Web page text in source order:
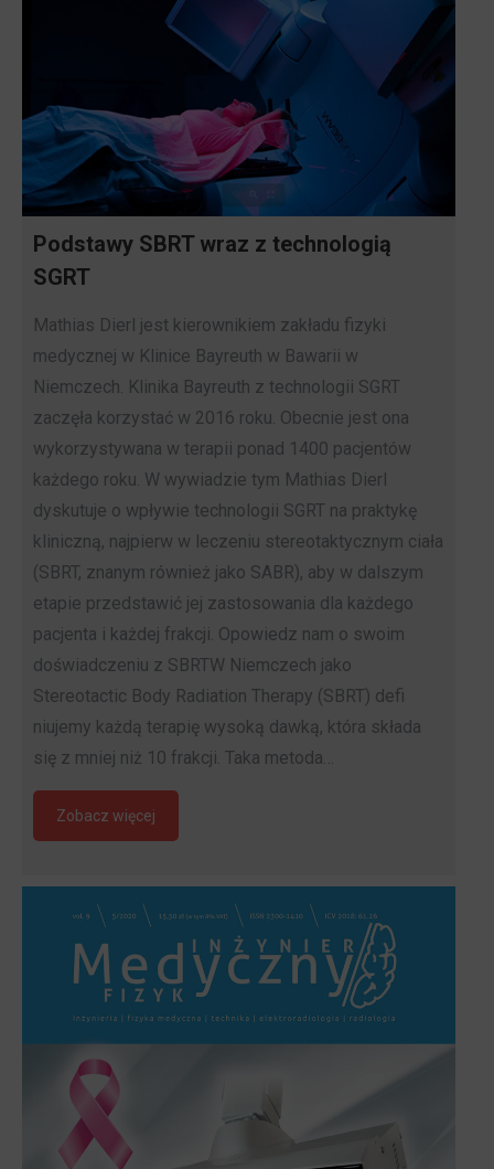
Podstawy SBRT wraz z technologią
SGRT
Mathias Dierl jest kierownikiem zakładu fizyki
medycznej w Klinice Bayreuth w Bawarii w
Niemczech. Klinika Bayreuth z technologii SGRT
zaczęła korzystać w 2016 roku. Obecnie jest ona
wykorzystywana w terapii ponad 1400 pacjentów
każdego roku. W wywiadzie tym Mathias Dierl
dyskutuje o wpływie technologii SGRT na praktykę
kliniczną, najpierw w leczeniu stereotaktycznym ciała
(SBRT, znanym również jako SABR), aby w dalszym
etapie przedstawić jej zastosowania dla każdego
pacjenta i każdej frakcji. Opowiedz nam o swoim
doświadczeniu z SBRTW Niemczech jako
Stereotactic Body Radiation Therapy (SBRT) defi
niujemy każdą terapię wysoką dawką, która składa
się z mniej niż 10 frakcji. Taka metoda…
Zobacz więcej